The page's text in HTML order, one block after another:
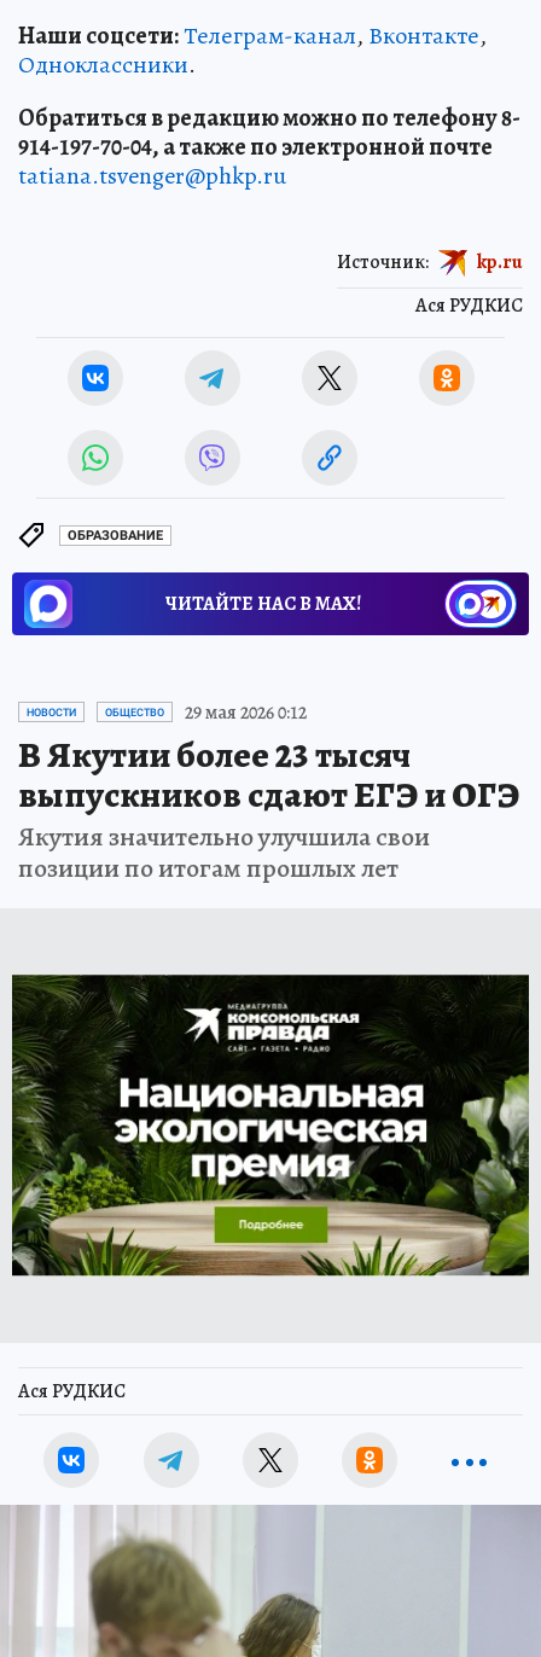
Наши соцсети:Телеграм-канал, Вконтакте,
Одноклассники.
Обратиться в редакцию можно по телефону 8-
914-197-70-04, а также по электронной почте
tatiana.tsvenger@phkp.ru
Ася РУДКИС
Источник: kp.ru
ОБРАЗОВАНИЕ
ЧИТАЙТЕ НАС В МАХ!
НОВОСТИ ОБЩЕСТВО 29 мая 2026 0:12
В Якутии более 23 тысяч
выпускников сдают ЕГЭ и ОГЭ
Якутия значительно улучшила свои
позиции по итогам прошлых лет
Ася РУДКИС